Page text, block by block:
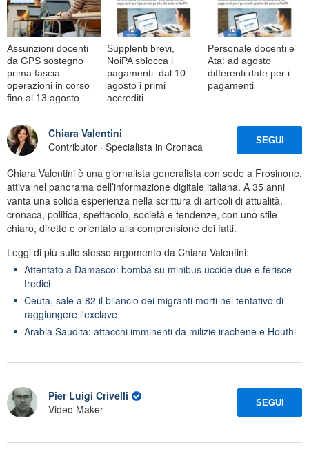
Assunzioni docenti
da GPS sostegno
prima fascia:
operazioni in corso
fino al 13 agosto
Supplenti brevi,
NoiPA sblocca i
pagamenti: dal 10
agosto i primi
accrediti
Personale docenti e
Ata: ad agosto
differenti date per i
pagamenti
Chiara Valentini
Contributor · Specialista in Cronaca
SEGUI
Chiara Valentini è una giornalista generalista con sede a Frosinone,
attiva nel panorama dell’informazione digitale italiana. A 35 anni
vanta una solida esperienza nella scrittura di articoli di attualità,
cronaca, politica, spettacolo, società e tendenze, con uno stile
chiaro, diretto e orientato alla comprensione dei fatti.
Leggi di più sullo stesso argomento da Chiara Valentini:
Attentato a Damasco: bomba su minibus uccide due e ferisce
tredici
Ceuta, sale a 82 il bilancio dei migranti morti nel tentativo di
raggiungere l'exclave
Arabia Saudita: attacchi imminenti da milizie irachene e Houthi
Pier Luigi Crivelli
Video Maker
SEGUI